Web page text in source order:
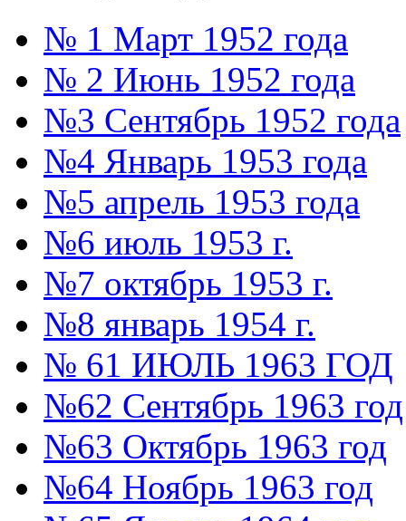
№ 1 Март 1952 года
№ 2 Июнь 1952 года
№3 Сентябрь 1952 года
№4 Январь 1953 года
№5 апрель 1953 года
№6 июль 1953 г.
№7 октябрь 1953 г.
№8 январь 1954 г.
№ 61 ИЮЛЬ 1963 ГОД
№62 Сентябрь 1963 год
№63 Октябрь 1963 год
№64 Ноябрь 1963 год